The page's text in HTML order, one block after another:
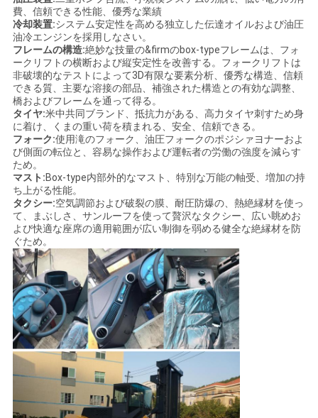
費、信頼できる性能、優秀な業績
冷却装置:システム安定性を高める独立した伝達オイルおよび油圧
油冷エンジンを採用しなさい。
フレームの構造:絶妙な技量の&firmのbox-typeフレームは、フォ
ークリフトの横断および縦安定性を改善する。フォークリフトは
非破壊的なテストによって3D有限な要素分析、優秀な構造、信頼
できる質、主要な溶接の部品、補強された構造との有効な調整、
橋およびフレームを通って得る。
タイヤ:米中共同ブランド、抵抗力がある、高力タイヤ刺すため身
に着け、くまの重い荷を積まれる、安全、信頼できる。
フォーク:使用滝のフォーク、油圧フォークのポジシァヨナーおよ
び側面の転位と、容易な操作および運転者の労働の強度を減らす
ため。
マスト:Box-type内部外的なマスト、特別な万能の軸受、増加の持
ち上がる性能。
タクシー:空気調節および破裂の膜、耐圧防爆の、熱絶縁材を使っ
て、まぶしさ、サンルーフを使って贅沢なタクシー、広い眺めお
よび快適な座席の適用範囲が広い制御を弱める健全な絶縁材を防
ぐため。